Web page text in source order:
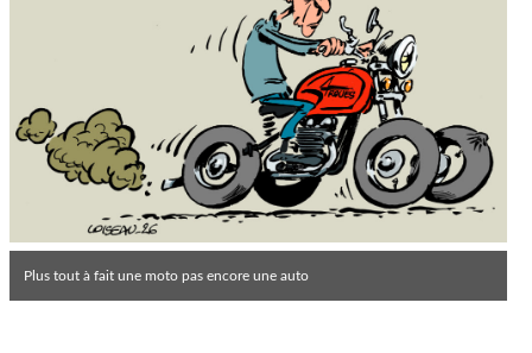
Plus tout à fait une moto pas encore une auto